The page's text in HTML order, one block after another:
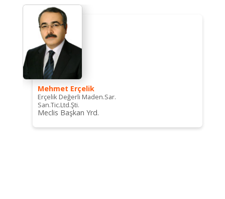
Mehmet Erçelik
Erçelik Değerli Maden.Sar.
San.Tic.Ltd.Şti.
Meclis Başkan Yrd.